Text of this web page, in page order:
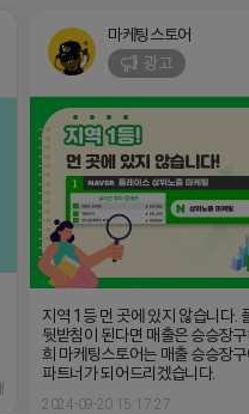
마케팅스토어
광고
지역 1등 먼 곳에 있지 않습니다.
뒷받침이 된다면 매출은 승승장
희 마케팅스토어는 매출 승승장구
파트너가 되어드리겠습니다.
2024-09-20 15:17:27